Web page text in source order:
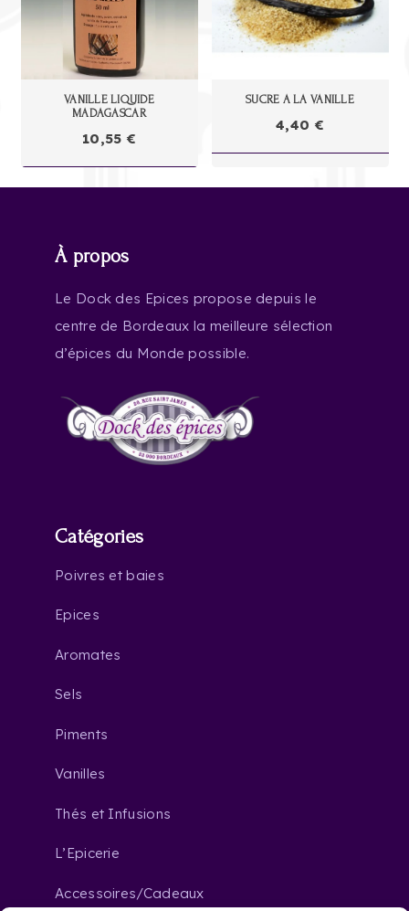
VANILLE LIQUIDE
MADAGASCAR
10,55 €
SUCRE A LA VANILLE
4,40 €
À propos
Le Dock des Epices propose depuis le
centre de Bordeaux la meilleure sélection
d’épices du Monde possible.
Catégories
Poivres et baies
Epices
Aromates
Sels
Piments
Vanilles
Thés et Infusions
L’Epicerie
Accessoires/Cadeaux